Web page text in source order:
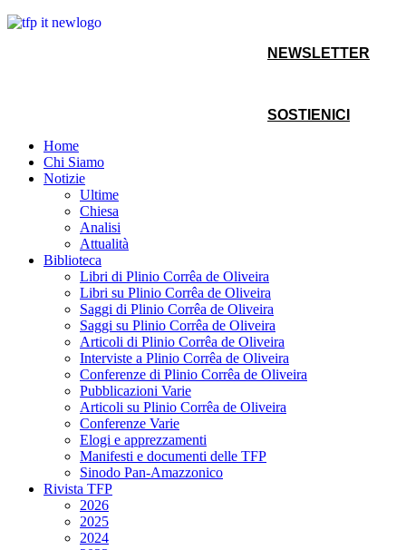
NEWSLETTER
SOSTIENICI
Home
Chi Siamo
Notizie
Ultime
Chiesa
Analisi
Attualità
Biblioteca
Libri di Plinio Corrêa de Oliveira
Libri su Plinio Corrêa de Oliveira
Saggi di Plinio Corrêa de Oliveira
Saggi su Plinio Corrêa de Oliveira
Articoli di Plinio Corrêa de Oliveira
Interviste a Plinio Corrêa de Oliveira
Conferenze di Plinio Corrêa de Oliveira
Pubblicazioni Varie
Articoli su Plinio Corrêa de Oliveira
Conferenze Varie
Elogi e apprezzamenti
Manifesti e documenti delle TFP
Sinodo Pan-Amazzonico
Rivista TFP
2026
2025
2024